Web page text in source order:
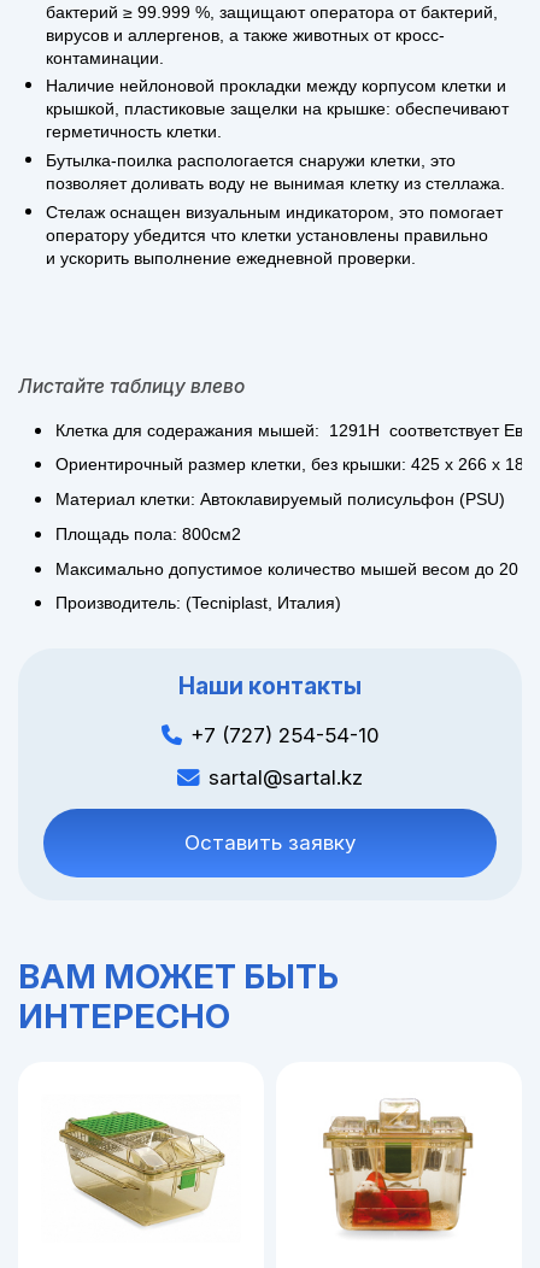
бактерий ≥ 99.999 %, защищают оператора от бактерий,
вирусов и аллергенов, а также животных от кросс-
контаминации.
Наличие нейлоновой прокладки между корпусом клетки и
крышкой, пластиковые защелки на крышке: обеспечивают
герметичность клетки.
Бутылка-поилка распологается снаружи клетки, это
позволяет доливать воду не вынимая клетку из стеллажа.
Стелаж оснащен визуальным индикатором, это помогает
оператору убедится что клетки установлены правильно
и ускорить выполнение ежедневной проверки.
Листайте таблицу влево
Клетка для содеражания мышей: 1291H соответствует
Ориентирочный размер клетки, без крышки: 425 х 266 х
Материал клетки: Автоклавируемый полисульфон (PSU)
Площадь пола: 800см2
Максимально допустимое количество мышей весом до 20
Производитель: (Tecniplast, Италия)
Наши контакты
+7 (727) 254-54-10
sartal@sartal.kz
Оставить заявку
ВАМ МОЖЕТ БЫТЬ
ИНТЕРЕСНО